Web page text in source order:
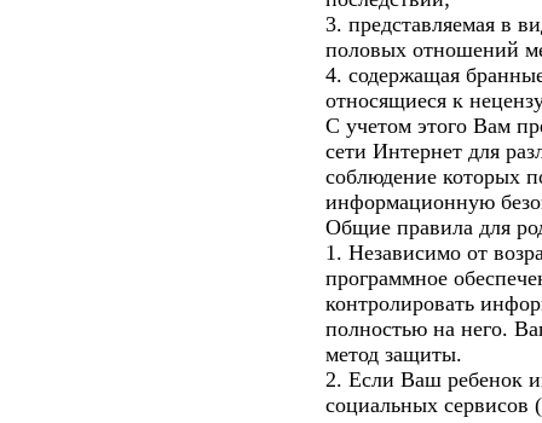
3. представляемая в
половых отношений
4. содержащая
относящиеся к
С учетом этого Вам
сети Интернет для
соблюдение которых
информационную
Общие правила для
1. Независимо от
программное
контролировать
полностью на него.
метод защиты.
2. Если Ваш ребенок
социальных